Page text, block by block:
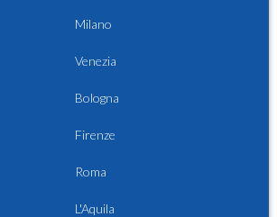
Milano
Venezia
Bologna
Firenze
Roma
L'Aquila